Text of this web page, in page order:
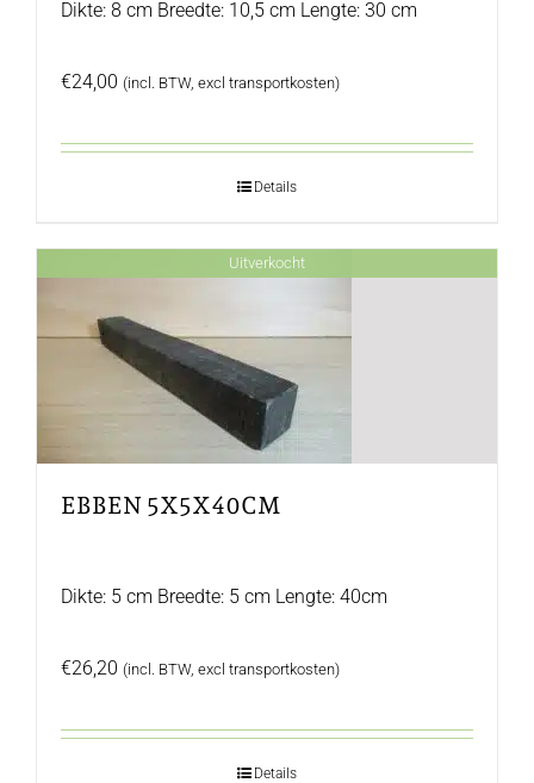
Dikte: 8 cm Breedte: 10,5 cm Lengte: 30 cm
€24,00 (incl. BTW, excl transportkosten)
Details
Uitverkocht
EBBEN 5X5X40CM
Dikte: 5 cm Breedte: 5 cm Lengte: 40cm
€26,20 (incl. BTW, excl transportkosten)
Details